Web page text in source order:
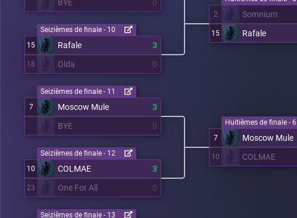
BYE
0
15 Rafale 3
18 Olda 0
Seizièmes de finale - 10
7 Moscow Mule
3
BYE
0
Seizièmes de finale - 11
10 COLMAE 3
23 One For All 0
Seizièmes de finale - 12
Seizièmes de finale - 13
2 Somnium
15 Rafale
7 Moscow Mule
10 COLMAE
Huitièmes de finale - 6